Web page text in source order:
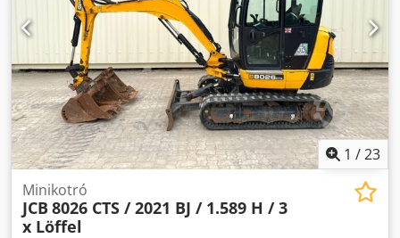
1 /23
Minikotró
JCB 8026 CTS / 2021 BJ / 1.589 H / 3
x Löffel